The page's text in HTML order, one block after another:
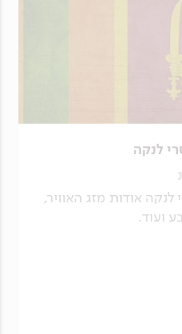
לנקה
אודות מזג האוויר,
ועוד.